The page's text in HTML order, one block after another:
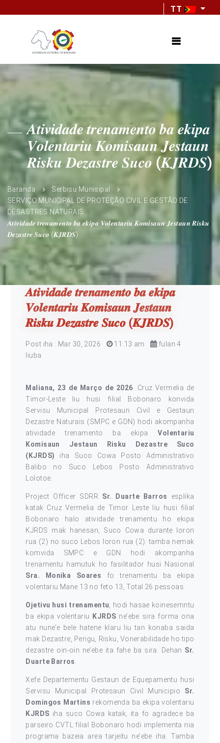
TT
𝑨𝒕𝒊𝒗𝒊𝒅𝒂𝒅𝒆 𝒕𝒓𝒆𝒏𝒂𝒎𝒆𝒏𝒕𝒐 𝒃𝒂 𝒆𝒌𝒊𝒑𝒂
𝑽𝒐𝒍𝒆𝒏𝒕𝒂𝒓𝒊𝒖 𝑲𝒐𝒎𝒊𝒔𝒂𝒖𝒏 𝑱𝒆𝒔𝒕𝒂𝒖𝒏
𝑹𝒊𝒔𝒌𝒖 𝑫𝒆𝒛𝒂𝒔𝒕𝒓𝒆 𝑺𝒖𝒄𝒐 (𝑲𝑱𝑹𝑫𝑺)
Baranda
Serbisu Munisipal
SERVIÇO MUNICIPAL DE PROTEÇÃO CIVIL E GESTÃO DE
DESASTRES NATURAIS
𝑨𝒕𝒊𝒗𝒊𝒅𝒂𝒅𝒆 𝒕𝒓𝒆𝒏𝒂𝒎𝒆𝒏𝒕𝒐 𝒃𝒂 𝒆𝒌𝒊𝒑𝒂 𝑽𝒐𝒍𝒆𝒏𝒕𝒂𝒓𝒊𝒖 𝑲𝒐𝒎𝒊𝒔𝒂𝒖𝒏 𝑱𝒆𝒔𝒕𝒂𝒖𝒏 𝑹𝒊𝒔𝒌𝒖
𝑫𝒆𝒛𝒂𝒔𝒕𝒓𝒆 𝑺𝒖𝒄𝒐 (𝑲𝑱𝑹𝑫𝑺)
𝑨𝒕𝒊𝒗𝒊𝒅𝒂𝒅𝒆 𝒕𝒓𝒆𝒏𝒂𝒎𝒆𝒏𝒕𝒐 𝒃𝒂 𝒆𝒌𝒊𝒑𝒂
𝑽𝒐𝒍𝒆𝒏𝒕𝒂𝒓𝒊𝒖 𝑲𝒐𝒎𝒊𝒔𝒂𝒖𝒏 𝑱𝒆𝒔𝒕𝒂𝒖𝒏
𝑹𝒊𝒔𝒌𝒖 𝑫𝒆𝒛𝒂𝒔𝒕𝒓𝒆 𝑺𝒖𝒄𝒐 (𝑲𝑱𝑹𝑫𝑺)
Post iha : Mar 30, 2026 11:13 am
fulan 4
liuba
Maliana, 23 de Março de 2026 . Cruz Vermelia de
Timor-Leste liu husi filial Bobonaro konvida
Servisu Municipal Protesaun Civil e Gestaun
Dezastre Naturais (SMPC e GDN) hodi akompanha
atividade trenamento ba ekipaVolentariu
Komisaun Jestaun Risku Dezastre Suco
(KJRDS) iha Suco Cowa Posto Administrativo
Balibo no Suco Lebos Posto Administrativo
Lolotoe.
Project Officer SDRR Sr. Duarte Barros esplika
katak Cruz Vermelia de Timor Leste liu husi filial
Bobonaro halo atividade trenamentu ho ekipa
KJRDS mak hanesan; Suco Cowa durante loron
rua (2) no suco Lebos loron rua (2). tamba nemak
komvida SMPC e GDN hodi akompanha
trenamentu hamutuk ho fasilitador husi Nasional
Sra. Monika Soares fo trenamentu ba ekipa
volentariu Mane 13 no feto 13, Total 26 pessoas.
Ojetivu husi trenamentu , hodi hasae koinesemntu
ba ekipa volentariu
KJRDS ne’ebe sira forma ona
atu nune’e bele hatene klaru liu tan konaba saida
mak Dezastre, Perigu, Risku, Vonerabilidade ho tipo
dezastre oin-oin ne’ebe ita fahe ba sira. Dehan Sr.
Duarte Barros
Xefe Departementu Gestaun de Equepamentu husi
Servisu Municipal Protesaun Civil Municipio Sr.
Domingos Martins rekomenda ba ekipa volentariu
KJRDS iha suco Cowa katak, ita fo agradece ba
parseiro CVTL filial Bobonaro hodi implementa nia
programa bazeia area tarjeitu ne’ebe iha. Tamba